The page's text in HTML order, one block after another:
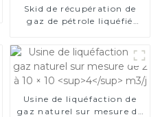
Skid de récupération de
gaz de pétrole liquéfié
Usine de liquéfaction de
gaz naturel sur mesure de